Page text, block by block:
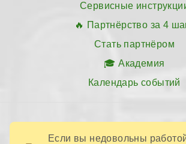
Сервисные
Партнёрство за 4
Стать партнёром
Академия
Календарь событий
Если вы недовольны